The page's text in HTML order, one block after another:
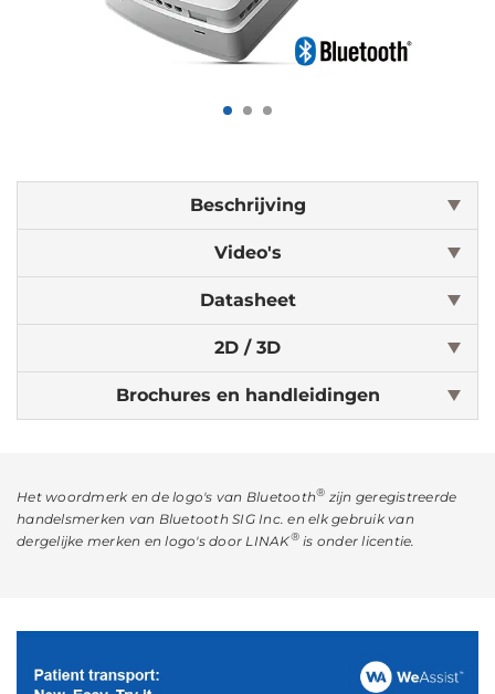
Beschrijving
Video's
Datasheet
2D / 3D
Brochures en handleidingen
Het woordmerk en de logo's van Bluetooth® zijn geregistreerde
handelsmerken van Bluetooth SIG Inc. en elk gebruik van
dergelijke merken en logo's door LINAK® is onder licentie.